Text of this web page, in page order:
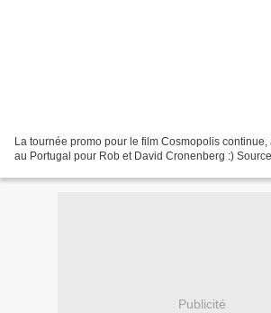
La tournée promo pour le film Cosmopolis continue,
au Portugal pour Rob et David Cronenberg :) Source
Publicité